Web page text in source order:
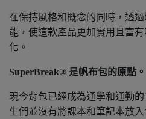
在保持風格和概念的同時，透
能，使這款產品更加實用且富
化。
SuperBreak® 是帆布包的原點。
現今背包已經成為通學和通勤
生們並沒有將課本和筆記本放